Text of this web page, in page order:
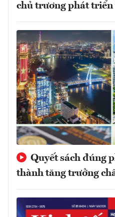
chủ trương phát
Quyết sách đúng
thành tăng trưởng